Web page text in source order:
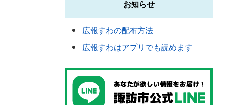
お知らせ
広報すわの配布方法
広報すわはアプリでも読めます